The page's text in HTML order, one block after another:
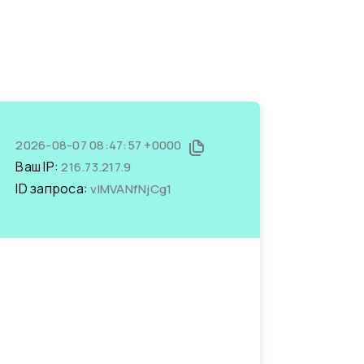
2026-08-07 08:47:57 +0000
Ваш IP:216.73.217.9
ID запроса:vlMVANfNjCg1